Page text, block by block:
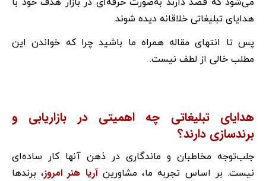
هدایای تبلیغاتی خلاقانه دیده شوند.
پس تا انتهای مقاله همراه ما باشید چرا که خواندن این
مطلب خالی ‌از لطف نیست.
هدایای تبلیغاتی چه اهمیتی در بازاریابی و
برندسازی دارند؟
جلب‌توجه مخاطبان و ماندگاری در ذهن آنها کار ساده‌ای
نیست. بر اساس تجربه ما، مشاورینآریا هنر امروز، برندها